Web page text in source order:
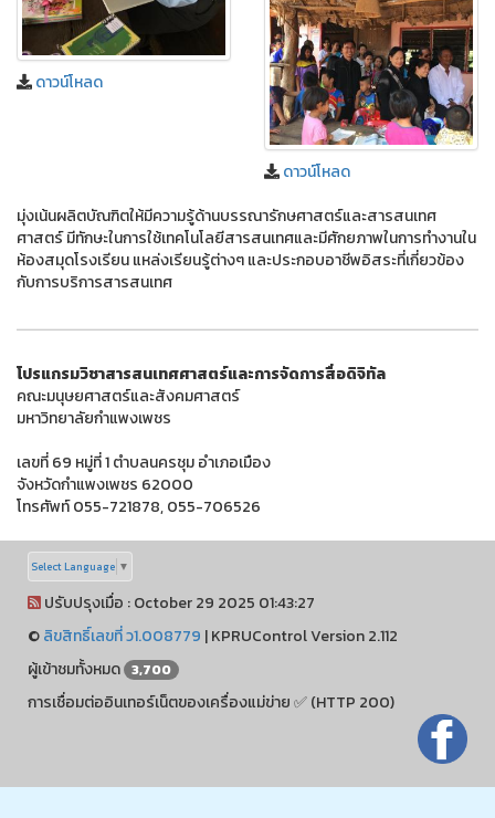
ดาวน์โหลด
ดาวน์โหลด
มุ่งเน้นผลิตบัณฑิตให้มีความรู้ด้านบรรณารักษศาสตร์และสารสนเทศ
ศาสตร์ มีทักษะในการใช้เทคโนโลยีสารสนเทศและมีศักยภาพในการทํางานใน
ห้องสมุดโรงเรียน แหล่งเรียนรู้ต่างๆ และประกอบอาชีพอิสระที่เกี่ยวข้อง
กับการบริการสารสนเทศ
โปรแกรมวิชาสารสนเทศศาสตร์และการจัดการสื่อดิจิทัล
คณะมนุษยศาสตร์และสังคมศาสตร์
มหาวิทยาลัยกำแพงเพชร
เลขที่ 69 หมู่ที่ 1 ตำบลนครชุม อำเภอเมือง
จังหวัดกำแพงเพชร 62000
โทรศัพท์ 055-721878, 055-706526
Select Language ▼
ปรับปรุงเมื่อ : October 29 2025 01:43:27
©ลิขสิทธิ์เลขที่ ว1.008779 |KPRUControl Version 2.112
ผู้เข้าชมทั้งหมด 3,700
การเชื่อมต่ออินเทอร์เน็ตของเครื่องแม่ข่าย ✅ (HTTP 200)